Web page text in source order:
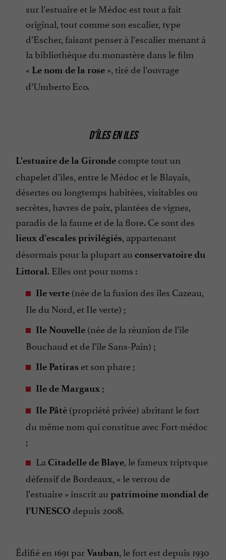
sur l’estuaire et le Médoc est tout a fait
original, tout comme son escalier, type
d’Escher, faisant penser à l’escalier menant à
la bibliothèque du monastère dans le film
« Le nom de la rose », tiré de l’ouvrage
d’Umberto Eco.
D’ÎLES EN ILES
L’estuaire de la Gironde compte tout un
chapelet d’îles, entre le Médoc et le Blayais,
désertes ou longtemps habitées, visitables ou
secrètes, havres de paix, plantées de vignes,
paradis de la faune et de la flore. Ce sont des
lieux d’escales privilégiés, appartenant
désormais pour la plupart au conservatoire du
Littoral. Elles ont pour noms :
Ile verte (née de la fusion des îles Cazeau,
Ile du Nord, et Ile verte) ;
Ile Nouvelle (née de la réunion de l’île
Bouchaud et de l’île Sans-Pain) ;
Ile Patiras et son phare ;
Ile de Margaux ;
Ile Pâté (propriété privée) abritant le fort
du même nom qui constitue avec Fort-médoc
;
La Citadelle de Blaye, le fameux triptyque
défensif de Bordeaux, « le verrou de
l’estuaire » inscrit au patrimoine mondial de
l’UNESCO depuis 2008.
Édifié en 1691 parVauban, le fort est depuis 1930